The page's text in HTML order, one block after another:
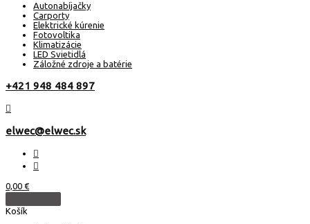
Autonabíjačky
Carporty
Elektrické kúrenie
Fotovoltika
Klimatizácie
LED Svietidlá
Záložné zdroje a batérie
+421 948 484 897
elwec@elwec.sk
0,00 €
Košík